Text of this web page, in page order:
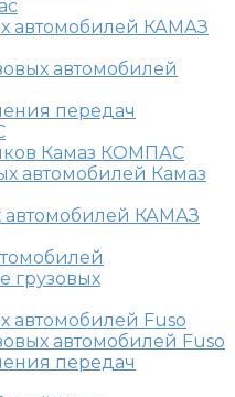
автомобилей КАМАЗ
автомобилей
передач
Камаз КОМПАС
автомобилей Камаз
автомобилей КАМАЗ
грузовых
автомобилей Fuso
автомобилей Fuso
передач